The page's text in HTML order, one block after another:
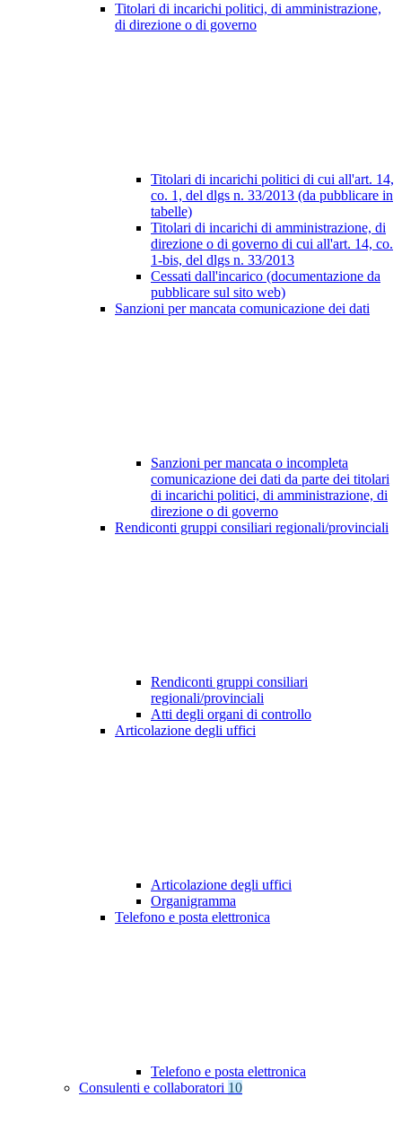
Titolari di incarichi politici, di amministrazione,
di direzione o di governo
Titolari di incarichi politici di cui all'art. 14,
co. 1, del dlgs n. 33/2013 (da pubblicare in
tabelle)
Titolari di incarichi di amministrazione, di
direzione o di governo di cui all'art. 14, co.
1-bis, del dlgs n. 33/2013
Cessati dall'incarico (documentazione da
pubblicare sul sito web)
Sanzioni per mancata comunicazione dei dati
Sanzioni per mancata o incompleta
comunicazione dei dati da parte dei titolari
di incarichi politici, di amministrazione, di
direzione o di governo
Rendiconti gruppi consiliari regionali/provinciali
Rendiconti gruppi consiliari
regionali/provinciali
Atti degli organi di controllo
Articolazione degli uffici
Articolazione degli uffici
Organigramma
Telefono e posta elettronica
Telefono e posta elettronica
Consulenti e collaboratori 10